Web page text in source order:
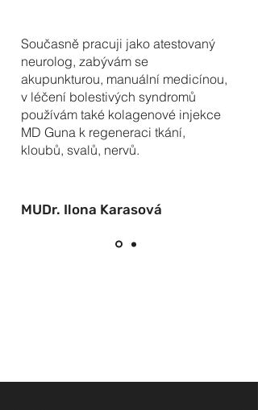
Současně pracuji jako atestovaný
neurolog, zabývám se
akupunkturou, manuální medicínou,
v léčení bolestivých syndromů
používám také kolagenové injekce
MD Guna k regeneraci tkání,
kloubů, svalů, nervů.
MUDr. Ilona Karasová